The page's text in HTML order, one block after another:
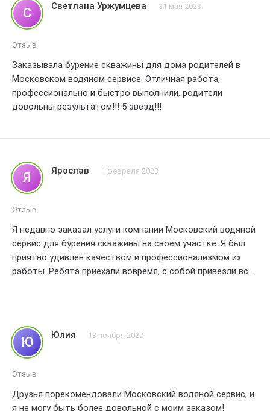
С Светлана Уржумцева 31 мая 2023
Отзыв
Заказывала бурение скважины для дома родителей в
Московском водяном сервисе. Отличная работа,
профессионально и быстро выполнили, родители
довольны результатом!!! 5 звезд!!!
Я Ярослав 1 февраля 2023
Отзыв
Я недавно заказал услуги компании Московский водяной
сервис для бурения скважины на своем участке. Я был
приятно удивлен качеством и профессионализмом их
работы. Ребята приехали вовремя, с собой привезли все
была вполне разумной и соответствовала качеству
предоставленных услуг. Я остался очень доволен
результатом и рекомендую компанию Московский
Ю Юлия 13 ноября 2022
Отзыв
Друзья порекомендовали Московский водяной сервис, и
я не могу быть более довольной с моим заказом!